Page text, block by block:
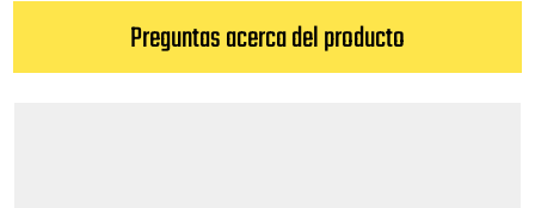
Preguntas acerca del producto